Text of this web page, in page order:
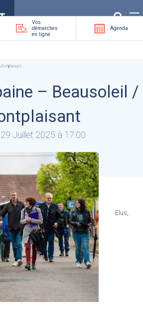
Vos
démarches
en ligne
Agenda
– Beausoleil /
Juillet 2025 à 17:00
Elus,